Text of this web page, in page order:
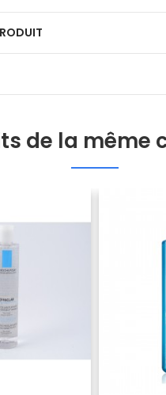
de la même